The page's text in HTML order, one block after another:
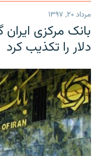
مرداد ۲۰, ۱۳۹۷
دلار را تکذیب کرد